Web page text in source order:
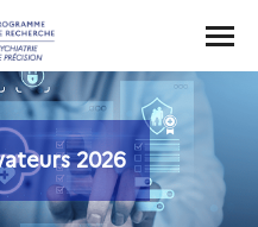
2026
ici :